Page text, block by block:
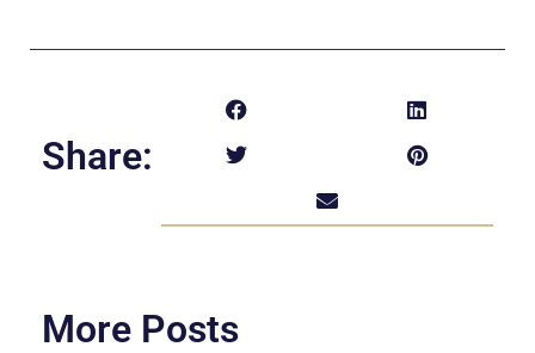
Share:
More Posts